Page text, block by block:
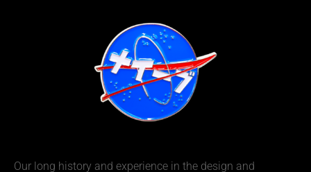
Our long history and experience in the design and